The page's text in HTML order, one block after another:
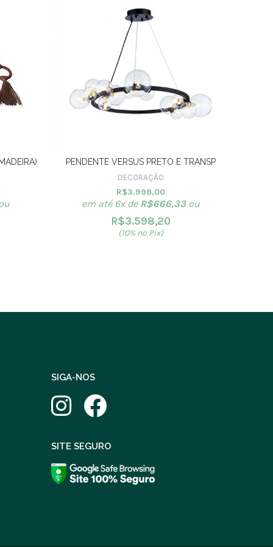
PENDENTE VERSUS PRETO E TRANSP
DECORAÇÃO
R$3.998,00
em até 6x de R$666,33ou
R$3.598,20
(10% no Pix)
SIGA-NOS
SITE SEGURO